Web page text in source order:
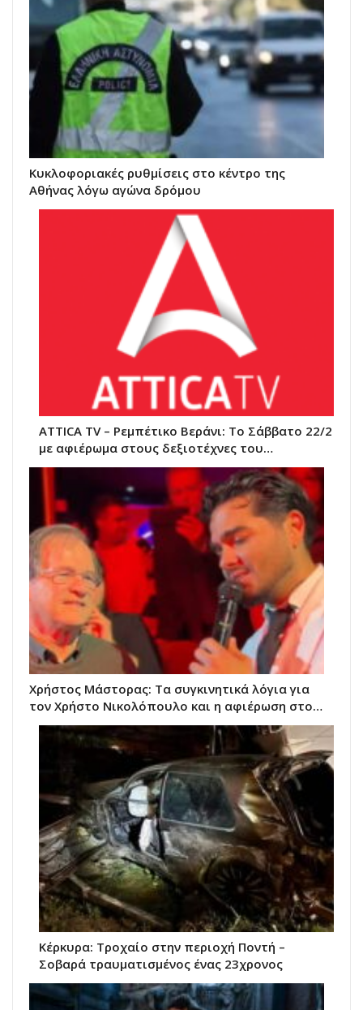
Κυκλοφοριακές ρυθμίσεις στο κέντρο της
Αθήνας λόγω αγώνα δρόμου
ATTICA TV – Ρεμπέτικο Βεράνι: Το Σάββατο 22/2
με αφιέρωμα στους δεξιοτέχνες του…
Χρήστος Μάστορας: Τα συγκινητικά λόγια για
τον Χρήστο Νικολόπουλο και η αφιέρωση στο…
Κέρκυρα: Τροχαίο στην περιοχή Ποντή –
Σοβαρά τραυματισμένος ένας 23χρονος